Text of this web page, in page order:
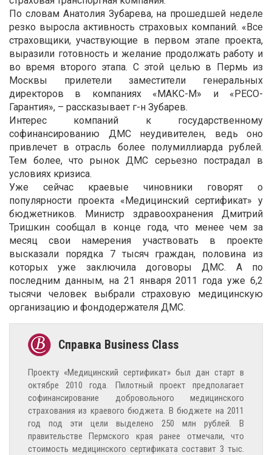
По словам Анатолия Зубарева, на прошедшей неделе
резко выросла активность страховых компаний. «Все
страховщики, участвующие в первом этапе проекта,
выразили готовность и желание продолжать работу и
во время второго этапа. С этой целью в Пермь из
Москвы прилетели заместители генеральных
директоров в компаниях «МАКС-М» и «РЕСО-
Гарантия», – рассказывает г-н Зубарев.
Интерес компаний к государственному
софинансированию ДМС неудивителен, ведь оно
привлечет в отрасль более полумиллиарда рублей.
Тем более, что рынок ДМС серьезно пострадал в
условиях кризиса.
Уже сейчас краевые чиновники говорят о
популярности проекта «Медицинский сертификат» у
бюджетников. Министр здравоохранения Дмитрий
Тришкин сообщал в конце года, что менее чем за
месяц свои намерения участвовать в проекте
высказали порядка 7 тысяч граждан, половина из
которых уже заключила договоры ДМС. А по
последним данным, на 21 января 2011 года уже 6,2
тысячи человек выбрали страховую медицинскую
организацию и фондодержателя ДМС.
Проекту «Медицинский сертификат» был дан старт в
октябре 2010 года. Пилотный проект предполагает
софинансирование добровольного медицинского
страхования из краевого бюджета. В бюджете на 2011
год под эти цели выделено 250 млн рублей. В
правительстве Пермского края ранее отмечали, что
стоимость медицинского сертификата составит 3 тыс.